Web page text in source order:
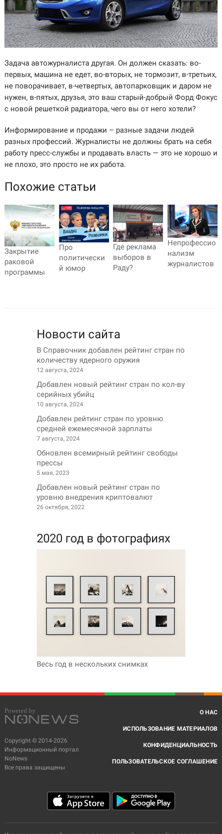
Задача автожурналиста другая. Он должен сказать: во-
первых, машина не едет, во-вторых, не тормозит, в-третьих,
не поворачивает, в-четвертых, автопарковщик и даром не
нужен, в-пятых, друзья, это ваш старый-добрый Форд Фокус
с новой решеткой радиатора, чего вы от него хотели?
Информирование и продажи – разные задачи людей
разных профессий. Журналисты не должны брать на себя
работу пресс-службы и продавать власть — это не хорошо и
не плохо, это просто не их работа.
Похожие статьи
Закрытие
раковой
программы
Про
политически
й юмор
Где реклама
выборов в
Раду?
Непрофессио
нализм
журналистов
Новости сайта
В Справочник добавлен рейтинг стран по
количеству ядерного оружия
12 августа, 2024
Добавлен новый рейтинг стран по кол-ву
серийных убийц
10 августа, 2024
Добавлен рейтинг стран по уровню
средней ежемесячной зарплаты
7 августа, 2024
Обновлен всемирный рейтинг свободы
прессы
5 мая, 2023
Добавлен новый рейтинг стран по
уровню внедрения криптовалют
26 октября, 2022
2020 год в фотографиях
Весь год в нескольких снимках
Copyright © 2014-2026
Информационный портал
NoNews
Все права защищены
О НАС
ИСПОЛЬЗОВАНИЕ МАТЕРИАЛОВ
КОНФИДЕНЦИАЛЬНОСТЬ
ПОЛЬЗОВАТЕЛЬСКОЕ СОГЛАШЕНИЕ